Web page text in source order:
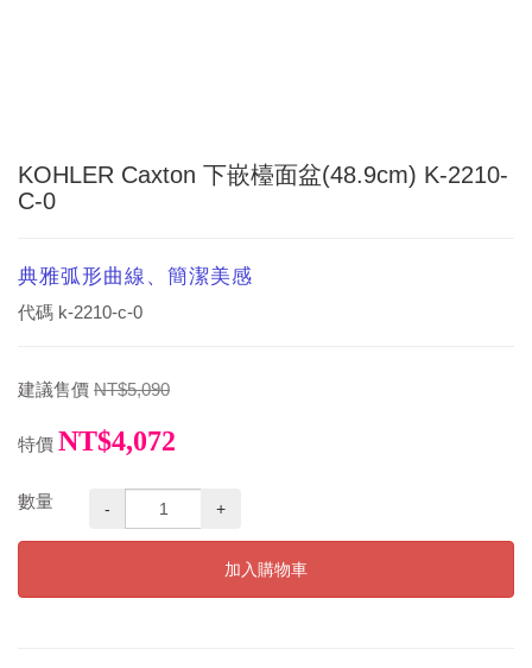
KOHLER Caxton 下嵌檯面盆(48.9cm) K-2210-
C-0
典雅弧形曲線、簡潔美感
代碼 k-2210-c-0
建議售價 NT$5,090
特價 NT$4,072
數量 - +
加入購物車